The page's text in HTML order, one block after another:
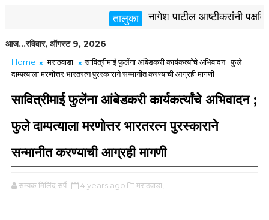
तालुका नागेश पाटील आष्टीकरांनी
आज...रविवार, ऑगस्ट 9, 2026
Home मराठवाडा
सावित्रीमाई फुलेंना आंबेडकरी कार्यकर्त्यांचे अभिवादन ; फुले
दाम्पत्याला मरणोत्तर भारतरत्न पुरस्काराने सन्मानीत करण्याची आग्रही मागणी
सावित्रीमाई फुलेंना आंबेडकरी कार्यकर्त्यांचे अभिवादन ;
फुले दाम्पत्याला मरणोत्तर भारतरत्न पुरस्काराने
सन्मानीत करण्याची आग्रही मागणी
सम्यक मिलिंद सर्पे 4 years ago मराठवाडा,